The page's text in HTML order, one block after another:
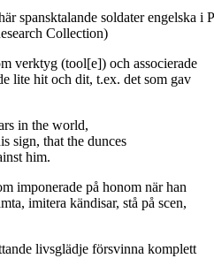
spansktalande soldater engelska i
Collection)
verktyg (tool[e]) och associerade
lite hit och dit, t.ex. det som gav
in the world,
sign, that the dunces
him.
imponerade på honom när han
imitera kändisar, stå på scen,
livsglädje försvinna komplett